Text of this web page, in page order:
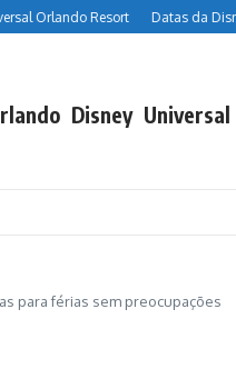
Resort Datas da Disney
Disney
para férias sem preocupações